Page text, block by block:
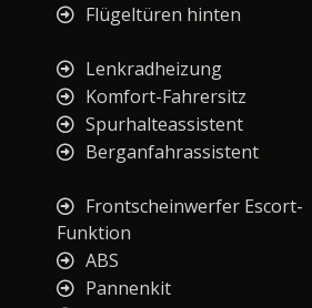
Flügeltüren hinten
Lenkradheizung
Komfort-Fahrersitz
Spurhalteassistent
Berganfahrassistent
Frontscheinwerfer Escort-
Funktion
ABS
Pannenkit